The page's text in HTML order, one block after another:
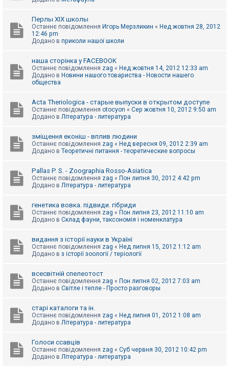
Перлы ХІХ школы
Останнє повідомлення Игорь Мерзликин « Нед жовтня 28, 2012
12:46 pm
Додано в приколи нашої школи
наша сторінка у FACEBOOK
Останнє повідомлення zag « Нед жовтня 14, 2012 12:33 am
Додано в Новини нашого товариства - Новости нашего
общества
Acta Theriologica - старые выпуски в открытом доступе
Останнє повідомлення otocyon « Сер жовтня 10, 2012 9:50 am
Додано в Література - литература
зміщення еконіш - вплив людини
Останнє повідомлення zag « Нед вересня 09, 2012 2:39 am
Додано в Теоретичні питання - теоретические вопросы
Pallas P. S. - Zoographia Rosso-Asiatica
Останнє повідомлення zag « Пон липня 30, 2012 4:42 pm
Додано в Література - литература
генетика вовка. підвиди. гібриди
Останнє повідомлення zag « Пон липня 23, 2012 11:10 am
Додано в Склад фауни, таксономія і номенклатура
видання з історії науки в Україні
Останнє повідомлення zag « Нед липня 15, 2012 1:12 am
Додано в з історії зоології / теріології
всесвітній спелеотост
Останнє повідомлення zag « Пон липня 02, 2012 7:03 am
Додано в Світле і тепле - Просто разговоры
старі каталоги та ін.
Останнє повідомлення zag « Нед липня 01, 2012 1:08 am
Додано в Література - литература
Голоси ссавців
Останнє повідомлення zag « Суб червня 30, 2012 10:42 pm
Додано в Література - литература